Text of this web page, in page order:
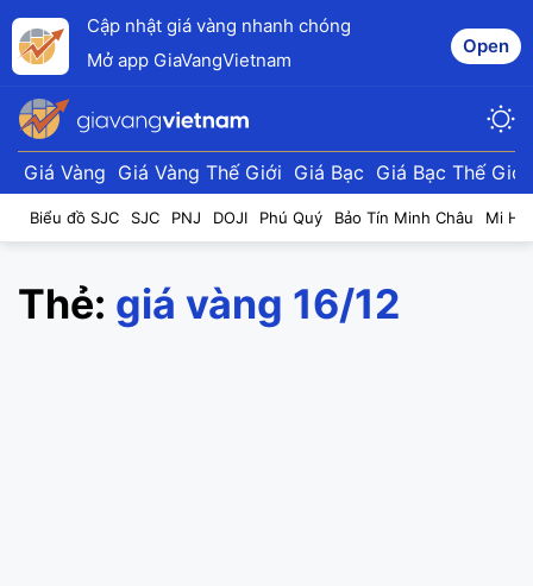
Cập nhật giá vàng nhanh chóng
Mở app GiaVangVietnam
Open
Giá Vàng Giá Vàng Thế Giới Giá Bạc Giá Bạc Thế Giới
Biểu đồ SJC SJC PNJ DOJI Phú Quý Bảo Tín Minh Châu Mi
Thẻ: giá vàng 16/12